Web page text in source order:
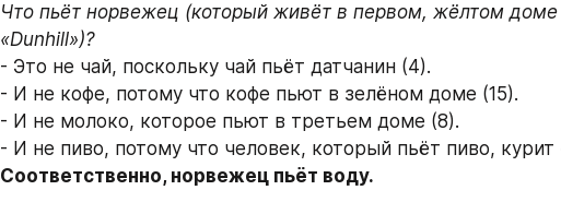
Что пьёт норвежец (который живёт в первом, жёлтом доме
«Dunhill»)?
- Это не чай, поскольку чай пьёт датчанин (4).
- И не кофе, потому что кофе пьют в зелёном доме (15).
- И не молоко, которое пьют в третьем доме (8).
- И не пиво, потому что человек, который пьёт пиво, курит
Соответственно, норвежец пьёт воду.